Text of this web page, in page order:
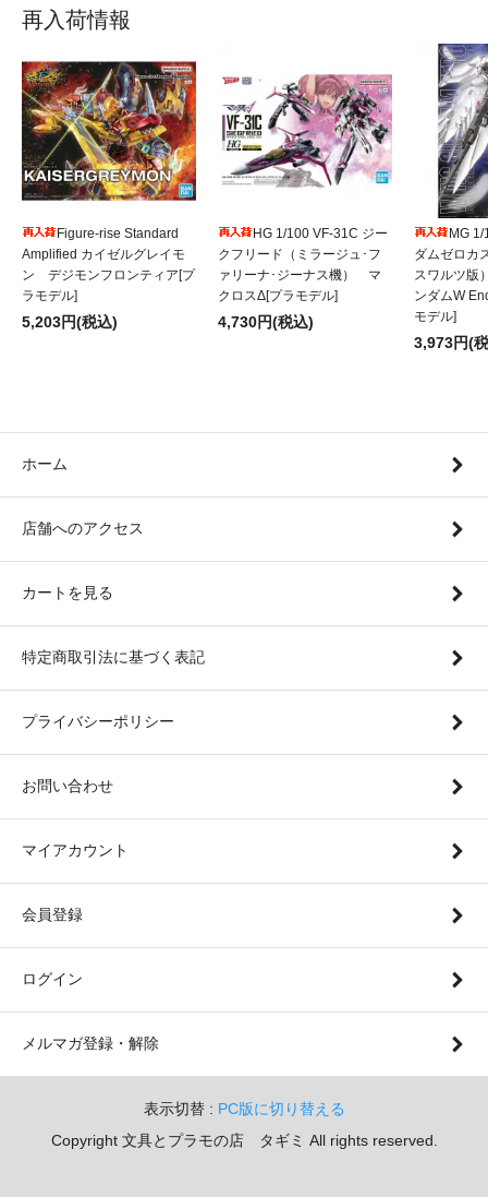
再入荷情報
Figure-rise Standard
Amplified カイゼルグレイモ
ン デジモンフロンティア[プ
ラモデル]
5,203円(税込)
HG 1/100 VF-31C ジー
クフリード（ミラージュ･フ
ァリーナ･ジーナス機） マ
クロスΔ[プラモデル]
4,730円(税込)
MG
ダムゼロカ
スワルツ版
ンダムW
モデル]
3,973円(
ホーム
店舗へのアクセス
カートを見る
特定商取引法に基づく表記
プライバシーポリシー
お問い合わせ
マイアカウント
会員登録
ログイン
メルマガ登録・解除
表示切替 : PC版に切り替える
Copyright 文具とプラモの店 タギミ All rights reserved.